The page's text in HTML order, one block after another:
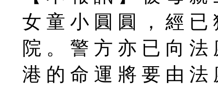
女 童 小 圓 圓 ， 經 已
院 。 警 方 亦 已 向 法
港 的 命 運 將 要 由 法